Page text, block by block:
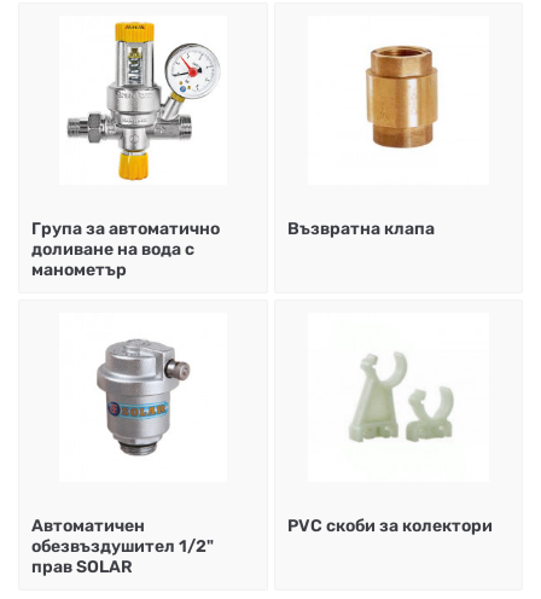
Група за автоматично
доливане на вода с
манометър
Възвратна клапа
Автоматичен
обезвъздушител 1/2"
прав SOLAR
PVC скоби за колектори